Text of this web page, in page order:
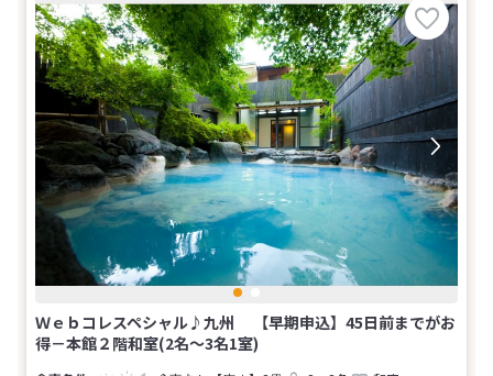
Ｗｅｂコレスペシャル♪九州 【早期申込】45日前までがお
得－本館２階和室(2名～3名1室)